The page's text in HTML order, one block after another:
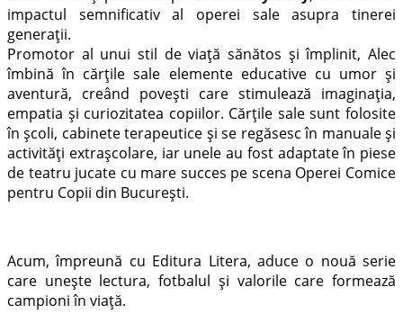
impactul semnificativ al operei sale asupra tinerei
generații.
Promotor al unui stil de viață sănătos și împlinit, Alec
îmbină în cărțile sale elemente educative cu umor și
aventură, creând povești care stimulează imaginația,
empatia și curiozitatea copiilor. Cărțile sale sunt folosite
în școli, cabinete terapeutice și se regăsesc în manuale și
activități extrașcolare, iar unele au fost adaptate în piese
de teatru jucate cu mare succes pe scena Operei Comice
pentru Copii din București.
Acum, împreună cu Editura Litera, aduce o nouă serie
care unește lectura, fotbalul și valorile care formează
campioni în viață.